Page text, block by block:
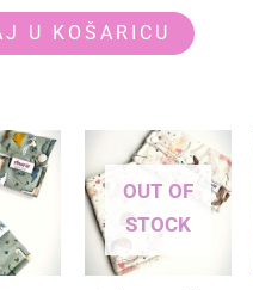
U KOŠARICU
OUT OF
STOCK